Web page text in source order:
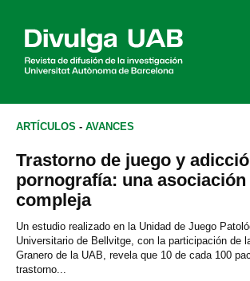
Entrevistas
Agenda
ARTÍCULOS - AVANCES
Trastorno de juego y
pornografía: una
compleja
Un estudio realizado en la Unidad de Juego
Universitario de Bellvitge, con la participación de
Granero de la UAB, revela que 10 de cada 100
trastorno...